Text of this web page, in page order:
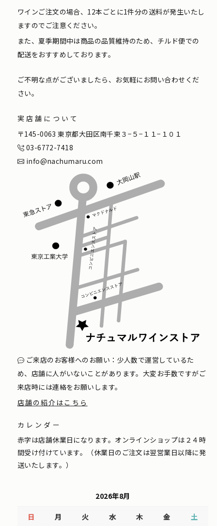
ワインご注文の場合、12本ごとに1件分の送料が発生いたし
ますのでご注意ください。
また、夏季期間中は商品の品質維持のため、チルド便での
配送をおすすめしております。
ご不明な点がございましたら、お気軽にお問い合わせくだ
さい。
実店舗について
〒145-0063 東京都大田区南千束３−５−１１−１０１
03-6772-7418
info@nachumaru.com
ご来店のお客様へのお願い：少人数で運営しているた
め、店舗に人がいないことがあります。大変お手数ですがご
来店時には連絡をお願いします。
店舗の紹介はこちら
カレンダー
赤字は店舗休業日になります。オンラインショップは２４時
間受け付けています。（休業日のご注文は翌営業日以降に発
送いたします。）
2026年8月
日 月 火 水 木 金 土